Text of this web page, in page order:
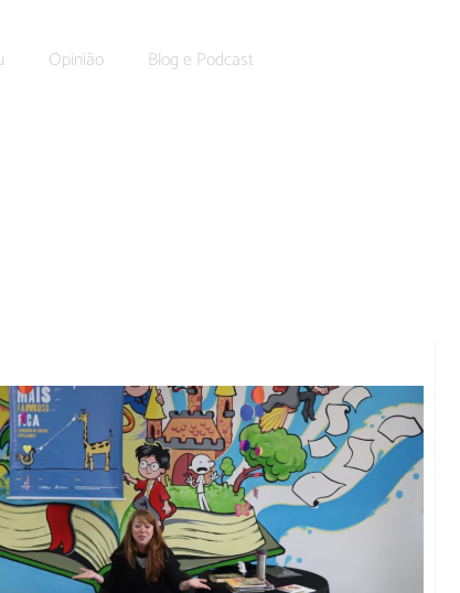
Opinião Blog e Podcast